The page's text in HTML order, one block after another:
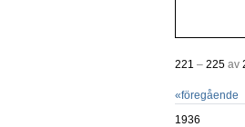
221 – 225 av
«föregående
1936